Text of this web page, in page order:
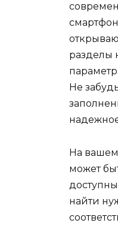
разделы
Не
На
может
найти